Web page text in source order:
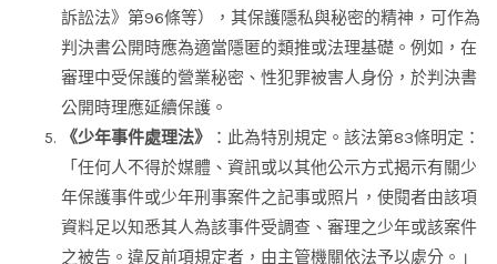
訴訟法》第96條等），其保護隱私與秘密的精神，可作為
判決書公開時應為適當隱匿的類推或法理基礎。例如，在
審理中受保護的營業秘密、性犯罪被害人身份，於判決書
公開時理應延續保護。
《少年事件處理法》
：此為特別規定。該法第83條明定：
「任何人不得於媒體、資訊或以其他公示方式揭示有關少
年保護事件或少年刑事案件之記事或照片，使閱者由該項
資料足以知悉其人為該事件受調查、審理之少年或該案件
之被告。違反前項規定者，由主管機關依法予以處分。」